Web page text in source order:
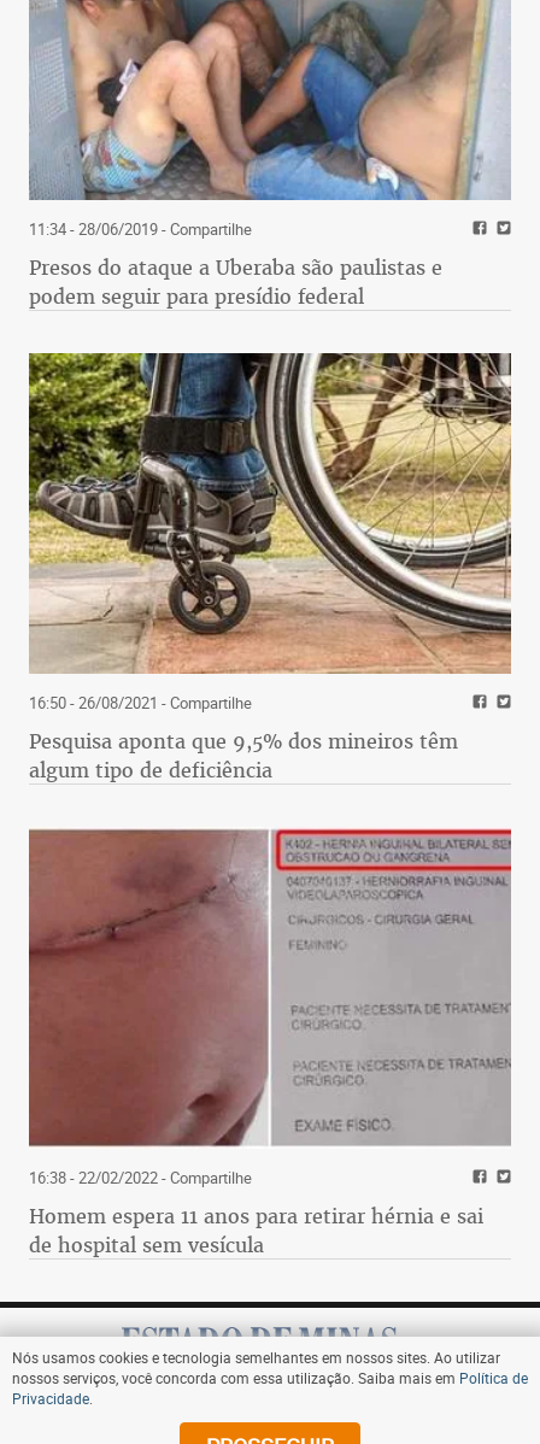
11:34 - 28/06/2019- Compartilhe
Presos do ataque a Uberaba são paulistas e
podem seguir para presídio federal
16:50 - 26/08/2021 - Compartilhe
Pesquisa aponta que 9,5% dos mineiros têm
algum tipo de deficiência
16:38 - 22/02/2022- Compartilhe
Homem espera 11 anos para retirar hérnia e sai
de hospital sem vesícula
Assine
Nós usamos cookies e tecnologia semelhantes em nossos sites. Ao utilizar
nossos serviços, você concorda com essa utilização. Saiba mais em Política de
Privacidade